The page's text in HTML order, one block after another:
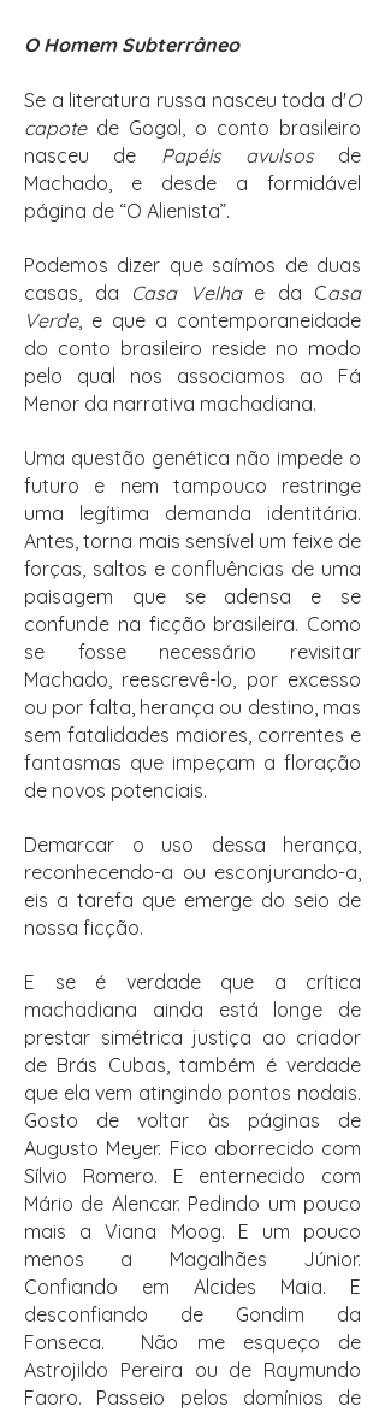
O Homem Subterrâneo
Se a literatura russa nasceu toda d'O
capotede Gogol, o conto brasileiro
nasceu de Papéis avulsosde
Machado, e desde a formidável
página de “O Alienista”.
Podemos dizer que saímos de duas
casas, da Casa Velhae da Casa
Verde, e que a contemporaneidade
do conto brasileiro reside no modo
pelo qual nos associamos ao Fá
Menor da narrativa machadiana.
Uma questão genética não impede o
futuro e nem tampouco restringe
uma legítima demanda identitária.
Antes, torna mais sensível um feixe de
forças, saltos e confluências de uma
paisagem que se adensa e se
confunde na ficção brasileira. Como
se fosse necessário revisitar
Machado, reescrevê-lo, por excesso
ou por falta, herança ou destino, mas
sem fatalidades maiores, correntes e
fantasmas que impeçam a floração
de novos potenciais.
Demarcar o uso dessa herança,
reconhecendo-a ou esconjurando-a,
eis a tarefa que emerge do seio de
nossa ficção.
E se é verdade que a crítica
machadiana ainda está longe de
prestar simétrica justiça ao criador
de Brás Cubas, também é verdade
que ela vem atingindo pontos nodais.
Gosto de voltar às páginas de
Augusto Meyer. Fico aborrecido com
Sílvio Romero. E enternecido com
Mário de Alencar. Pedindo um pouco
mais a Viana Moog. E um pouco
menos a Magalhães Júnior.
Confiando em Alcides Maia. E
desconfiando de Gondim da
Fonseca. Não me esqueço de
Astrojildo Pereira ou de Raymundo
Faoro. Passeio pelos domínios de